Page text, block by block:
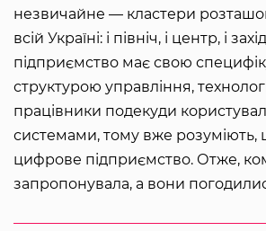
незвичайне — кластери
всій Україні: і північ, і центр, і
підприємство має свою
структурою управління,
працівники подекуди
системами, тому вже розуміють,
цифрове підприємство. Отже,
запропонувала, а вони